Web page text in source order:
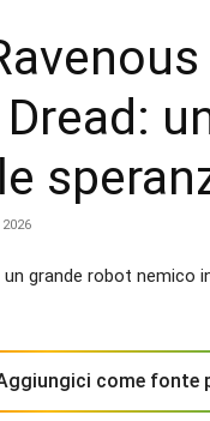
come fonte